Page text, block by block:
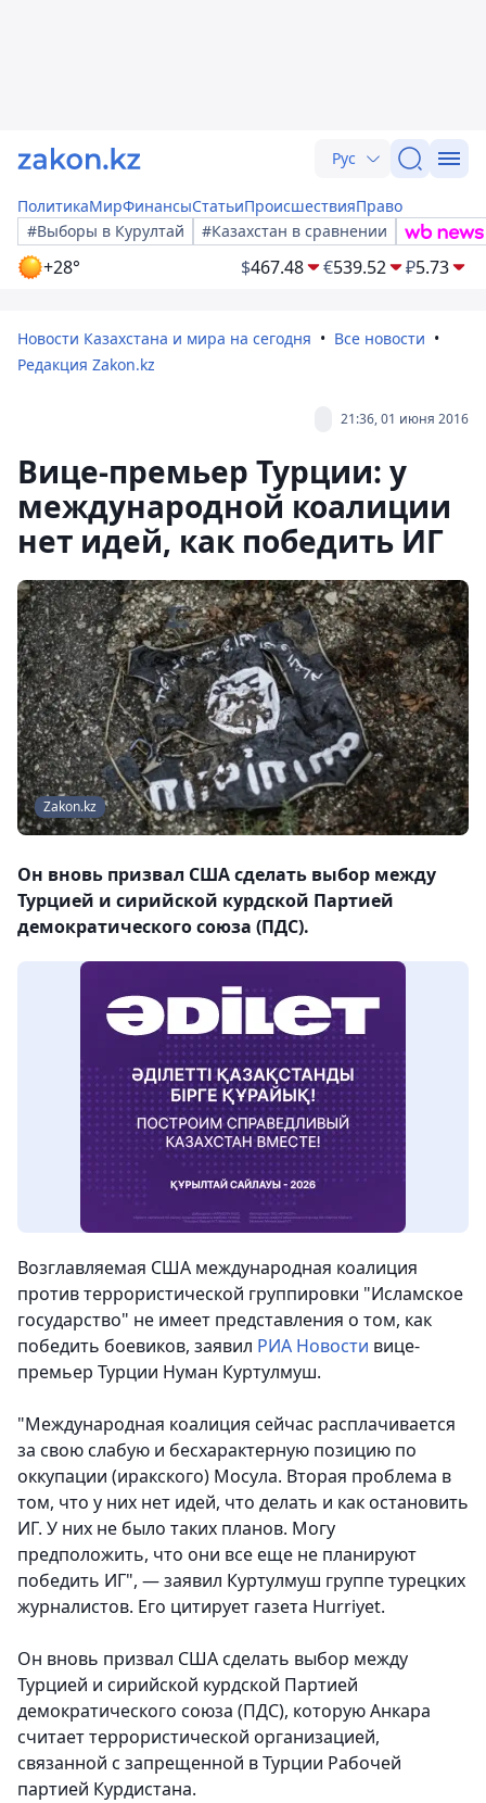
Рус
ПолитикаМирФинансыСтатьиПроисшествияПраво
#Выборы в Курултай
#Казахстан в сравнении
+28° $467.48 €539.52 ₽5.73
Новости Казахстана и мира на сегодня
Все новости
Редакция Zakon.kz
21:36, 01 июня 2016
Вице-премьер Турции: у
международной коалиции
нет идей, как победить ИГ
Zakon.kz
Он вновь призвал США сделать выбор между
Турцией и сирийской курдской Партией
демократического союза (ПДС).
Возглавляемая США международная коалиция
против террористической группировки "Исламское
государство" не имеет представления о том, как
победить боевиков, заявил РИА Новости вице-
премьер Турции Нуман Куртулмуш.
"Международная коалиция сейчас расплачивается
за свою слабую и бесхарактерную позицию по
оккупации (иракского) Мосула. Вторая проблема в
том, что у них нет идей, что делать и как остановить
ИГ. У них не было таких планов. Могу
предположить, что они все еще не планируют
победить ИГ", — заявил Куртулмуш группе турецких
журналистов. Его цитирует газета Hurriyet.
Он вновь призвал США сделать выбор между
Турцией и сирийской курдской Партией
демократического союза (ПДС), которую Анкара
считает террористической организацией,
связанной с запрещенной в Турции Рабочей
партией Курдистана.